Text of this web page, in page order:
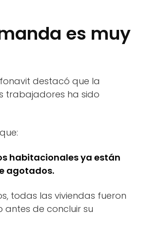
es muy
destacó que la
trabajadores ha sido
habitacionales ya están
agotados.
todas las viviendas fueron
antes de concluir su